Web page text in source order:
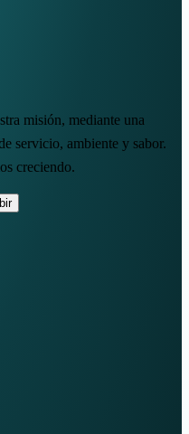
misión, mediante una
servicio, ambiente y sabor.
creciendo.